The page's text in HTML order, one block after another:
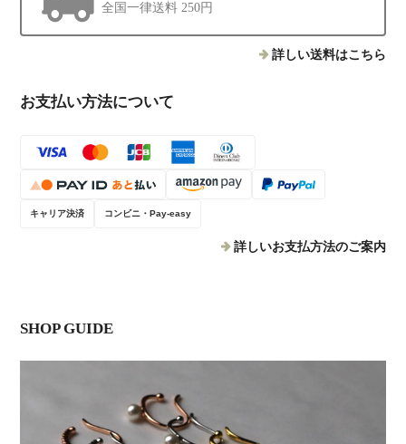
全国一律送料 250円
詳しい送料はこちら
お支払い方法について
キャリア決済 コンビニ・Pay-easy
詳しいお支払方法のご案内
SHOP GUIDE